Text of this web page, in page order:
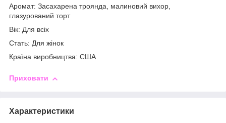
Аромат: Засахарена троянда, малиновий вихор,
глазурований торт
Вік: Для всіх
Стать: Для жінок
Країна виробництва: США
Приховати
Характеристики